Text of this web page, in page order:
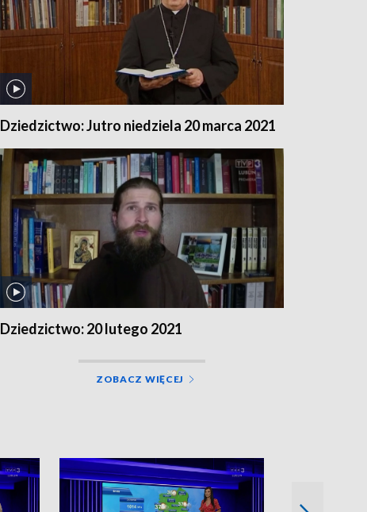
Dziedzictwo: Jutro niedziela 20 marca 2021
Dziedzictwo: 20 lutego 2021
ZOBACZ WIĘCEJ